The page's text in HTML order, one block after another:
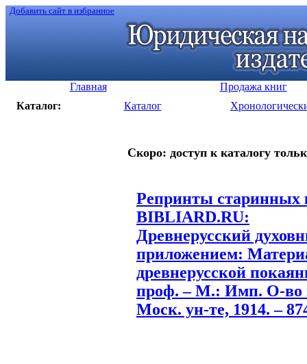
Добавить сайт в избранное
Главная
Продажа книг
Каталог:
Каталог
Скоро: доступ к каталогу
Репринты старинных
BIBLIARD.RU:
Древнерусский
приложением:
древнерусской
проф. – М.: Имп. О-во
Моск. ун-те, 1914. –